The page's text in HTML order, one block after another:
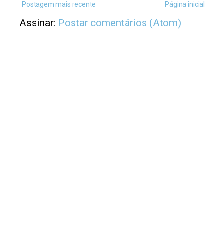
Postagem mais recente Página inicial
Assinar: Postar comentários (Atom)